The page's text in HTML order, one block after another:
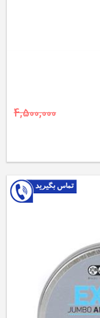
4,500,000